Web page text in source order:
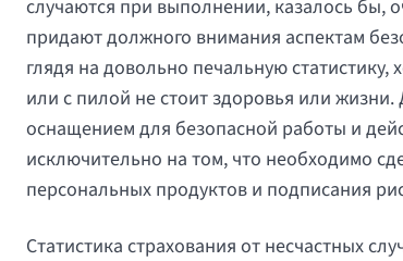
случаются при выполнении, казалось
придают должного внимания аспектам
глядя на довольно печальную
или с пилой не стоит здоровья или
оснащением для безопасной работы и
исключительно на том, что необходимо
персональных продуктов и подписания
Статистика страхования от несчастных